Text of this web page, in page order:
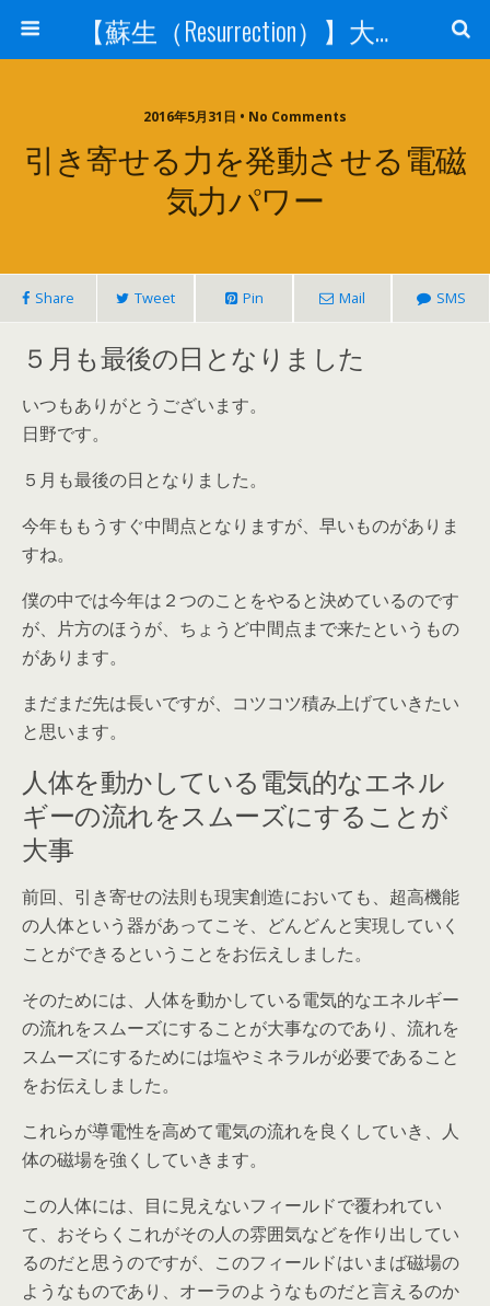
【蘇生（Resurrection）】大宇宙と人体の神秘を紐解く
2016年5月31日 • No Comments
引き寄せる力を発動させる電磁
気力パワー
Share Tweet Pin Mail SMS
５月も最後の日となりました
いつもありがとうございます。
日野です。
５月も最後の日となりました。
今年ももうすぐ中間点となりますが、早いものがありま
すね。
僕の中では今年は２つのことをやると決めているのです
が、片方のほうが、ちょうど中間点まで来たというもの
があります。
まだまだ先は長いですが、コツコツ積み上げていきたい
と思います。
人体を動かしている電気的なエネル
ギーの流れをスムーズにすることが
大事
前回、引き寄せの法則も現実創造においても、超高機能
の人体という器があってこそ、どんどんと実現していく
ことができるということをお伝えしました。
そのためには、人体を動かしている電気的なエネルギー
の流れをスムーズにすることが大事なのであり、流れを
スムーズにするためには塩やミネラルが必要であること
をお伝えしました。
これらが導電性を高めて電気の流れを良くしていき、人
体の磁場を強くしていきます。
この人体には、目に見えないフィールドで覆われてい
て、おそらくこれがその人の雰囲気などを作り出してい
るのだと思うのですが、このフィールドはいまば磁場の
ようなものであり、オーラのようなものだと言えるのか